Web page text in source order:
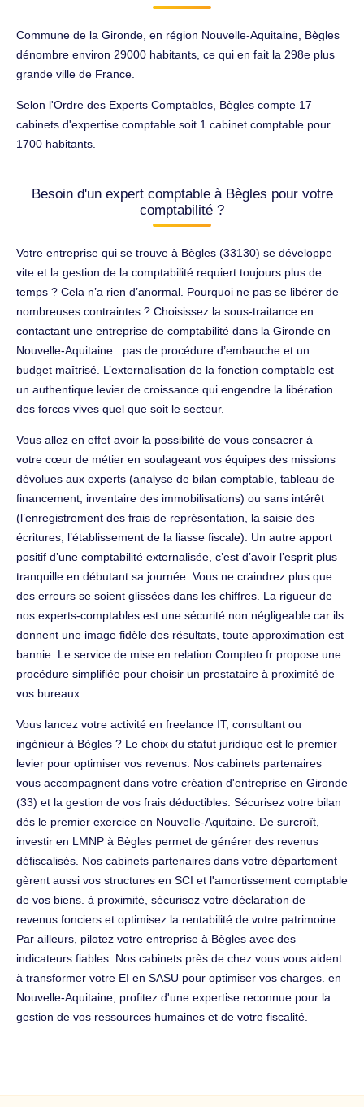
Commune de la Gironde, en région Nouvelle-Aquitaine, Bègles
dénombre environ 29000 habitants, ce qui en fait la 298e plus
grande ville de France.
Selon l'Ordre des Experts Comptables, Bègles compte 17
cabinets d'expertise comptable soit 1 cabinet comptable pour
1700 habitants.
Besoin d'un expert comptable à Bègles pour votre
comptabilité ?
Votre entreprise qui se trouve à Bègles (33130) se développe
vite et la gestion de la comptabilité requiert toujours plus de
temps ? Cela n’a rien d’anormal. Pourquoi ne pas se libérer de
nombreuses contraintes ? Choisissez la sous-traitance en
contactant une entreprise de comptabilité dans la Gironde en
Nouvelle-Aquitaine : pas de procédure d’embauche et un
budget maîtrisé. L’externalisation de la fonction comptable est
un authentique levier de croissance qui engendre la libération
des forces vives quel que soit le secteur.
Vous allez en effet avoir la possibilité de vous consacrer à
votre cœur de métier en soulageant vos équipes des missions
dévolues aux experts (analyse de bilan comptable, tableau de
financement, inventaire des immobilisations) ou sans intérêt
(l’enregistrement des frais de représentation, la saisie des
écritures, l’établissement de la liasse fiscale). Un autre apport
positif d’une comptabilité externalisée, c’est d’avoir l’esprit plus
tranquille en débutant sa journée. Vous ne craindrez plus que
des erreurs se soient glissées dans les chiffres. La rigueur de
nos experts-comptables est une sécurité non négligeable car ils
donnent une image fidèle des résultats, toute approximation est
bannie. Le service de mise en relation Compteo.fr propose une
procédure simplifiée pour choisir un prestataire à proximité de
vos bureaux.
Vous lancez votre activité en freelance IT, consultant ou
ingénieur à Bègles ? Le choix du statut juridique est le premier
levier pour optimiser vos revenus. Nos cabinets partenaires
vous accompagnent dans votre création d'entreprise en Gironde
(33) et la gestion de vos frais déductibles. Sécurisez votre bilan
dès le premier exercice en Nouvelle-Aquitaine. De surcroît,
investir en LMNP à Bègles permet de générer des revenus
défiscalisés. Nos cabinets partenaires dans votre département
gèrent aussi vos structures en SCI et l'amortissement comptable
de vos biens. à proximité, sécurisez votre déclaration de
revenus fonciers et optimisez la rentabilité de votre patrimoine.
Par ailleurs, pilotez votre entreprise à Bègles avec des
indicateurs fiables. Nos cabinets près de chez vous vous aident
à transformer votre EI en SASU pour optimiser vos charges. en
Nouvelle-Aquitaine, profitez d'une expertise reconnue pour la
gestion de vos ressources humaines et de votre fiscalité.